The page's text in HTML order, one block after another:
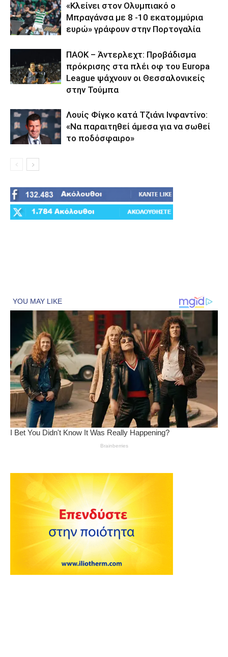
«Κλείνει στον Ολυμπιακό ο
Μπραγάνσα με 8 -10 εκατομμύρια
ευρώ» γράφουν στην Πορτογαλία
ΠΑΟΚ – Άντερλεχτ: Προβάδισμα
πρόκρισης στα πλέι οφ του Europa
League ψάχνουν οι Θεσσαλονικείς
στην Τούμπα
Λουίς Φίγκο κατά Τζιάνι Ινφαντίνο:
«Να παραιτηθεί άμεσα για να σωθεί
το ποδόσφαιρο»